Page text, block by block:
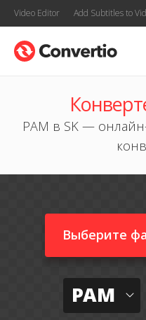
Video Editor Add Subtitles to
PAM в SK —
Выберите
PAM